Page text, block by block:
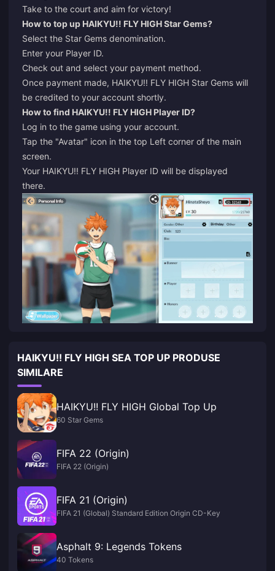
Take to the court and aim for victory!
How to top up HAIKYU!! FLY HIGH Star Gems?
Select the Star Gems denomination.
Enter your Player ID.
Check out and select your payment method.
Once payment made, HAIKYU!! FLY HIGH Star Gems will
be credited to your account shortly.
How to find HAIKYU!! FLY HIGH Player ID?
Log in to the game using your account.
Tap the "Avatar" icon in the top Left corner of the main
screen.
Your HAIKYU!! FLY HIGH Player ID will be displayed
there.
HAIKYU!! FLY HIGH SEA TOP UP PRODUSE
SIMILARE
HAIKYU!! FLY HIGH Global Top Up
60 Star Gems
FIFA 22 (Origin)
FIFA 22 (Origin)
FIFA 21 (Origin)
FIFA 21 (Global) Standard Edition Origin CD-Key
Asphalt 9: Legends Tokens
40 Tokens